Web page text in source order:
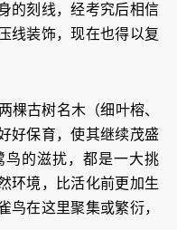
的刻线，经考究后相信
线装饰，现在也得以复
棵古树名木（细叶榕、
好保育，使其继续茂盛
的滋扰，都是一大挑
环境，比活化前更加生
鸟在这里聚集或繁衍，